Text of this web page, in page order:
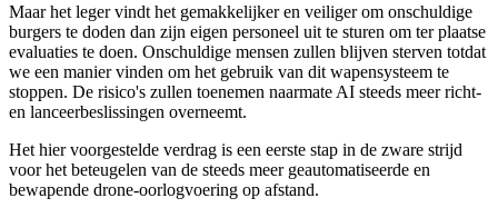
Maar het leger vindt het gemakkelijker en veiliger om onschuldige
burgers te doden dan zijn eigen personeel uit te sturen om ter plaatse
evaluaties te doen. Onschuldige mensen zullen blijven sterven totdat
we een manier vinden om het gebruik van dit wapensysteem te
stoppen. De risico's zullen toenemen naarmate AI steeds meer richt-
en lanceerbeslissingen overneemt.
Het hier voorgestelde verdrag is een eerste stap in de zware strijd
voor het beteugelen van de steeds meer geautomatiseerde en
bewapende drone-oorlogvoering op afstand.